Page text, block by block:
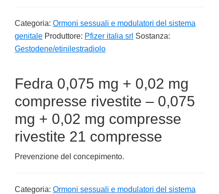
Categoria: Ormoni sessuali e modulatori del sistema
genitale Produttore: Pfizer italia srl Sostanza:
Gestodene/etinilestradiolo
Fedra 0,075 mg + 0,02 mg
compresse rivestite – 0,075
mg + 0,02 mg compresse
rivestite 21 compresse
Prevenzione del concepimento.
Categoria: Ormoni sessuali e modulatori del sistema